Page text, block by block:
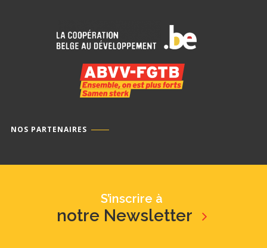
NOS PARTENAIRES
S’inscrire à
notre Newsletter